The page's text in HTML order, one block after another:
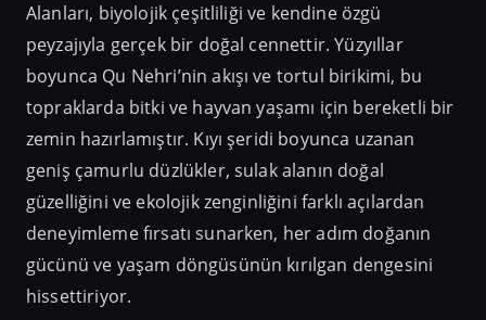
Alanları, biyolojik çeşitliliği ve kendine özgü
peyzajıyla gerçek bir doğal cennettir. Yüzyıllar
boyunca Qu Nehri’nin akışı ve tortul birikimi, bu
topraklarda bitki ve hayvan yaşamı için bereketli bir
zemin hazırlamıştır. Kıyı şeridi boyunca uzanan
geniş çamurlu düzlükler, sulak alanın doğal
güzelliğini ve ekolojik zenginliğini farklı açılardan
deneyimleme fırsatı sunarken, her adım doğanın
gücünü ve yaşam döngüsünün kırılgan dengesini
hissettiriyor.